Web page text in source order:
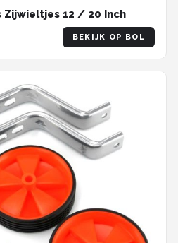
Zijwieltjes 12 / 20 Inch
BEKIJK OP BOL